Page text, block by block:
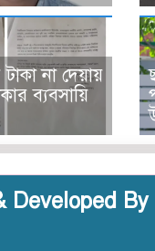
না দেয়ায়
ব‌্যবসা‌য়ি
Developed By